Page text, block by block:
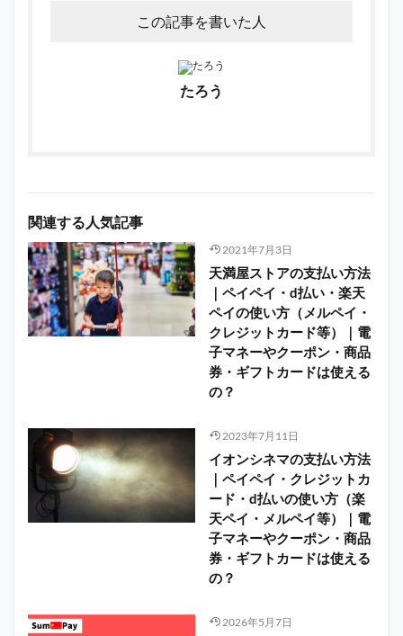
この記事を書いた人
たろう
関連する人気記事
2021年7月3日
天満屋ストアの支払い方法
｜ペイペイ・d払い・楽天
ペイの使い方（メルペイ・
クレジットカード等）｜電
子マネーやクーポン・商品
券・ギフトカードは使える
の？
2023年7月11日
イオンシネマの支払い方法
｜ペイペイ・クレジットカ
ード・d払いの使い方（楽
天ペイ・メルペイ等）｜電
子マネーやクーポン・商品
券・ギフトカードは使える
の？
2026年5月7日